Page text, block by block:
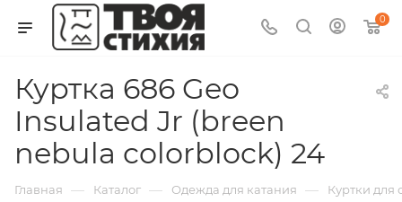
0
Куртка 686 Geo
Insulated Jr (breen
nebula colorblock) 24
Главная — Каталог — Одежда для катания — Куртки для